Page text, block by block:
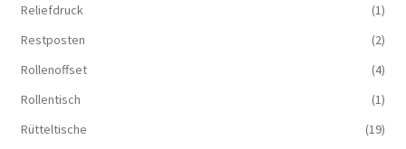
Reliefdruck
(1)
Restposten
(2)
Rollenoffset
(4)
Rollentisch
(1)
Rütteltische
(19)